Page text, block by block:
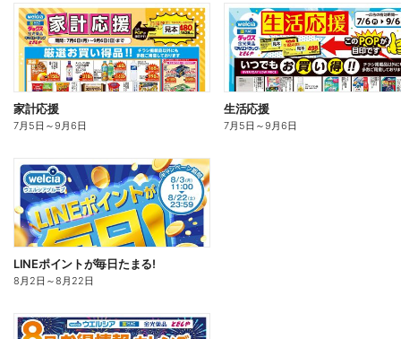
家計応援
7月5日 ～9月6日
生活応援
7月5日 ～9月6日
LINEポイントが毎日たまる!
8月2日 ～8月22日